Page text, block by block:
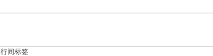
间标签